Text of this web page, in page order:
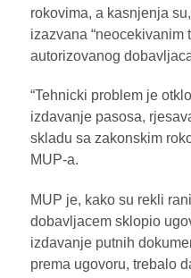
rokovima, a kasnjenja
izazvana “neocekivanim
autorizovanog
“Tehnicki problem je
izdavanje pasosa,
skladu sa zakonskim
MUP-a.
MUP je, kako su rekli
dobavljacem sklopio
izdavanje putnih
prema ugovoru, trebalo